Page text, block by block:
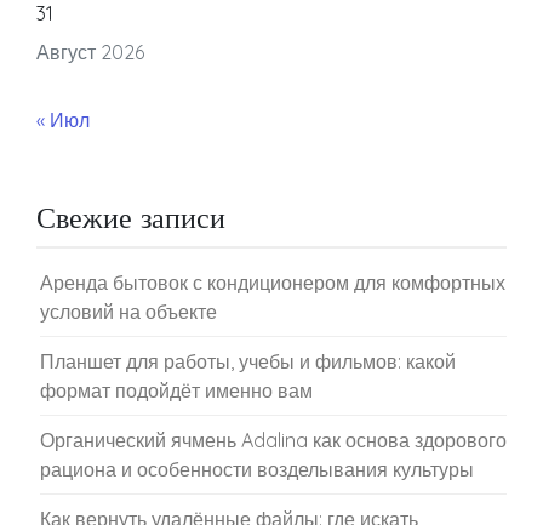
Август 2026
31
« Июл
Свежие записи
Аренда бытовок с кондиционером для комфортных
условий на объекте
Планшет для работы, учебы и фильмов: какой
формат подойдёт именно вам
Органический ячмень Adalina как основа здорового
рациона и особенности возделывания культуры
Как вернуть удалённые файлы: где искать